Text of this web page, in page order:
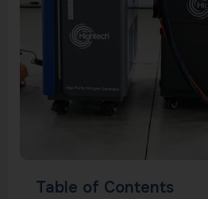
Table of Contents